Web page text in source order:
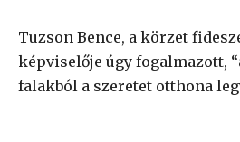
Tuzson Bence, a körzet
képviselője úgy fogalmazott,
falakból a szeretet otthona